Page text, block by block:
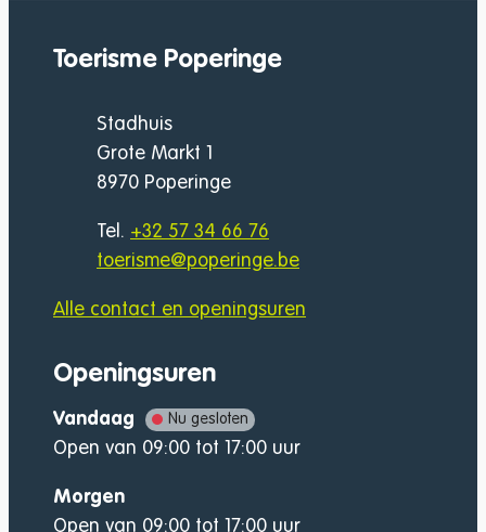
Toerisme Poperinge
AdresStadhuis
Grote Markt 1
,8970 Poperinge
+32 57 34 66 76
E-mailtoerisme@poperinge.be
Alle contact en openingsuren
Openingsuren
Vandaag Nu gesloten
Open van 09:00 tot 17:00 uur
Morgen
Open van 09:00 tot 17:00 uur